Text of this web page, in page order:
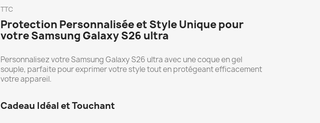
TTC
Protection Personnalisée et Style Unique pour
votre Samsung Galaxy S26 ultra
Personnalisez votre Samsung Galaxy S26 ultra avec une coque en gel
souple, parfaite pour exprimer votre style tout en protégeant efficacement
votre appareil.
Cadeau Idéal et Touchant